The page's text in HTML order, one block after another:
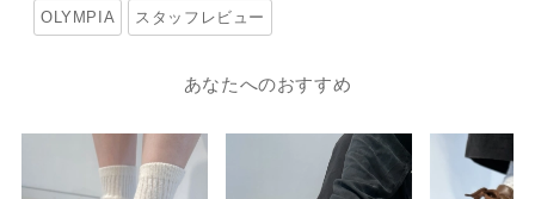
OLYMPIA スタッフレビュー
あなたへのおすすめ